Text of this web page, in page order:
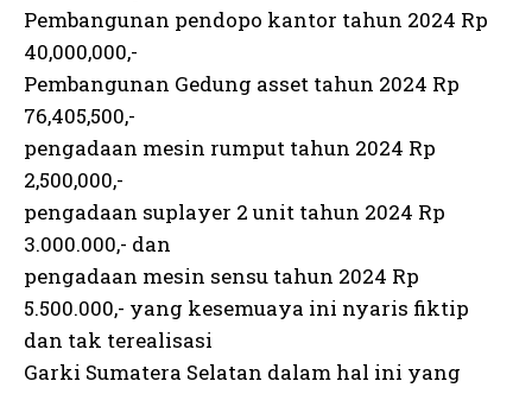
Pembangunan pendopo kantor tahun 2024 Rp
40,000,000,-
Pembangunan Gedung asset tahun 2024 Rp
76,405,500,-
pengadaan mesin rumput tahun 2024 Rp
2,500,000,-
pengadaan suplayer 2 unit tahun 2024 Rp
3.000.000,- dan
pengadaan mesin sensu tahun 2024 Rp
5.500.000,- yang kesemuaya ini nyaris fiktip
dan tak terealisasi
Garki Sumatera Selatan dalam hal ini yang